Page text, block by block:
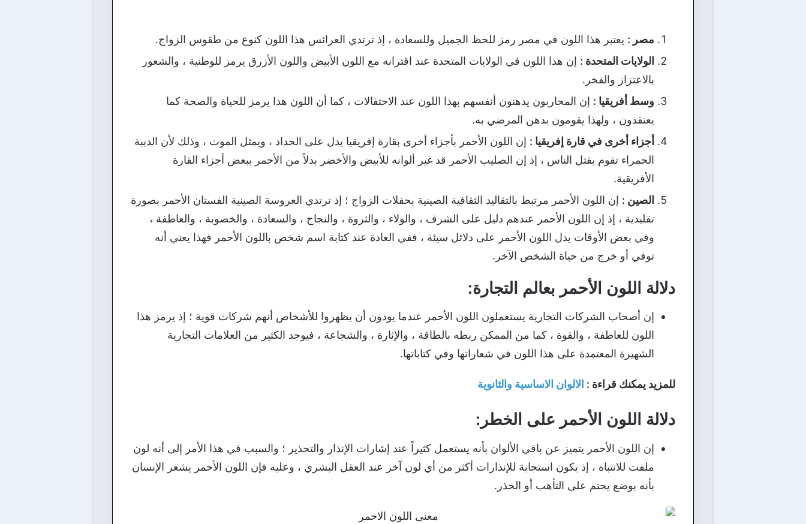
مصر : يعتبر هذا اللون في مصر رمز للحظ الجميل وللسعادة ، إذ ترتدي العرائس هذا اللون كنوع من طقوس الزواج.
الولايات المتحدة : إن هذا اللون في الولايات المتحدة عند اقترانه مع اللون الأبيض واللون الأزرق يرمز للوطنية ، والشعور
بالاعتزاز والفخر.
وسط أفريقيا : إن المحاربون يدهنون أنفسهم بهذا اللون عند الاحتفالات ، كما أن اللون هذا يرمز للحياة والصحة كما
يعتقدون ، ولهذا يقومون بدهن المرضي به.
أجزاء أخرى في قارة إفريقيا : إن اللون الأحمر بأجزاء أخرى بقارة إفريقيا يدل على الحداد ، ويمثل الموت ، وذلك لأن الدببة
الحمراء تقوم بقتل الناس ، إذ إن الصليب الأحمر قد غير ألوانه للأبيض والأخضر بدلاً من الأحمر ببعض أجزاء القارة
الأفريقية.
الصين : إن اللون الأحمر مرتبط بالتقاليد الثقافية الصينية بحفلات الزواج ؛ إذ ترتدي العروسة الصينية الفستان الأحمر بصورة
تقليدية ، إذ إن اللون الأحمر عندهم دليل على الشرف ، والولاء ، والثروة ، والنجاح ، والسعادة ، والخصوبة ، والعاطفة ،
وفي بعض الأوقات يدل اللون الأحمر على دلائل سيئة ، ففي العادة عند كتابة اسم شخص باللون الأحمر فهذا يعني أنه
توفي أو خرج من حياة الشخص الآخر.
دلالة اللون الأحمر بعالم التجارة:
إن أصحاب الشركات التجارية يستعملون اللون الأحمر عندما يودون أن يظهروا للأشخاص أنهم شركات قوية ؛ إذ يرمز هذا
اللون للعاطفة ، والقوة ، كما من الممكن ربطه بالطاقة ، والإثارة ، والشجاعة ، فيوجد الكثير من العلامات التجارية
الشهيرة المعتمدة على هذا اللون في شعاراتها وفي كتاباتها.
للمزيد يمكنك قراءة : الالوان الاساسية والثانوية
دلالة اللون الأحمر على الخطر:
إن اللون الأحمر يتميز عن باقي الألوان بأنه يستعمل كثيراً عند إشارات الإنذار والتحذير ؛ والسبب في هذا الأمر إلى أنه لون
ملفت للانتباه ، إذ يكون استجابة للإنذارات أكثر من أي لون آخر عند العقل البشري ، وعليه فإن اللون الأحمر يشعر الإنسان
بأنه بوضع يحتم على التأهب أو الحذر.